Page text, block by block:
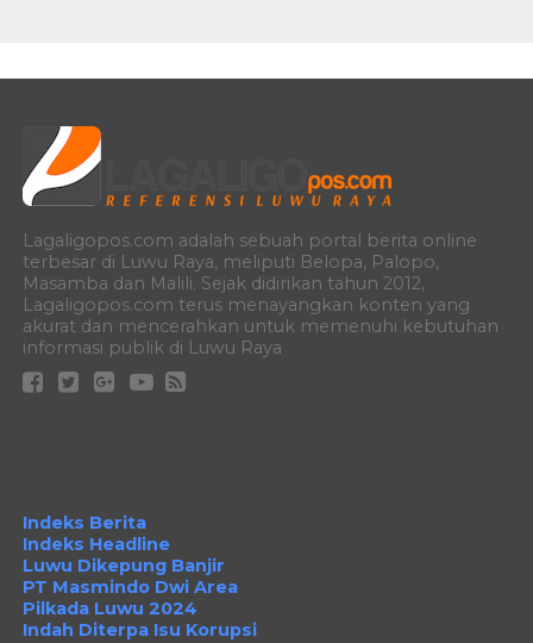
Lagaligopos.com adalah sebuah portal berita online
terbesar di Luwu Raya, meliputi Belopa, Palopo,
Masamba dan Malili. Sejak didirikan tahun 2012,
Lagaligopos.com terus menayangkan konten yang
akurat dan mencerahkan untuk memenuhi kebutuhan
informasi publik di Luwu Raya
Indeks Berita
Indeks Headline
Luwu Dikepung Banjir
PT Masmindo Dwi Area
Pilkada Luwu 2024
Indah Diterpa Isu Korupsi